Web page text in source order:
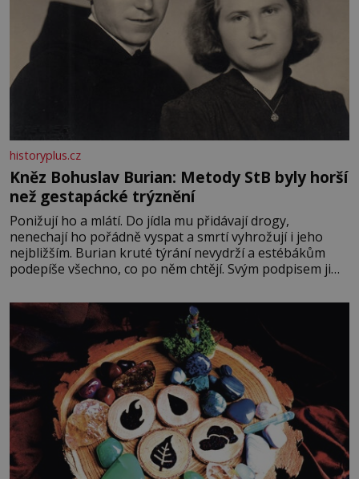
historyplus.cz
Kněz Bohuslav Burian: Metody StB byly horší
než gestapácké trýznění
Ponižují ho a mlátí. Do jídla mu přidávají drogy,
nenechají ho pořádně vyspat a smrtí vyhrožují i jeho
nejbližším. Burian kruté týrání nevydrží a estébákům
podepíše všechno, co po něm chtějí. Svým podpisem jim
fyzický ani psychický nátlak. Syn brněnského řezníka
chce být knězem a